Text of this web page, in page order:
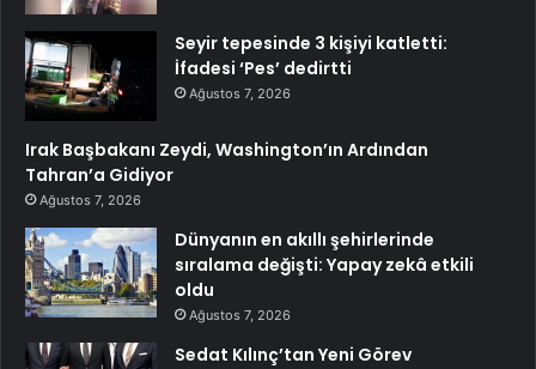
Seyir tepesinde 3 kişiyi katletti:
İfadesi ‘Pes’ dedirtti
Ağustos 7, 2026
Irak Başbakanı Zeydi, Washington’ın Ardından
Tahran’a Gidiyor
Ağustos 7, 2026
Dünyanın en akıllı şehirlerinde
sıralama değişti: Yapay zekâ etkili
oldu
Ağustos 7, 2026
Sedat Kılınç’tan Yeni Görev